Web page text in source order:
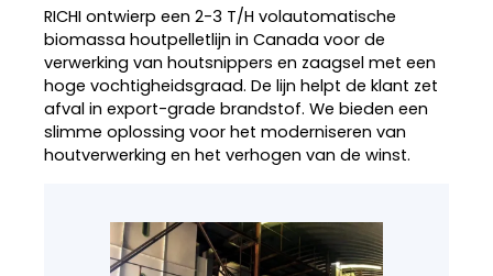
RICHI ontwierp een 2-3 T/H volautomatische
biomassa houtpelletlijn in Canada voor de
verwerking van houtsnippers en zaagsel met een
hoge vochtigheidsgraad. De lijn helpt de klant zet
afval in export-grade brandstof. We bieden een
slimme oplossing voor het moderniseren van
houtverwerking en het verhogen van de winst.